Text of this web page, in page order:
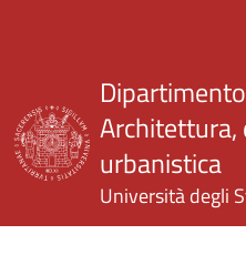
Architettura,
urbanistica
Università degli